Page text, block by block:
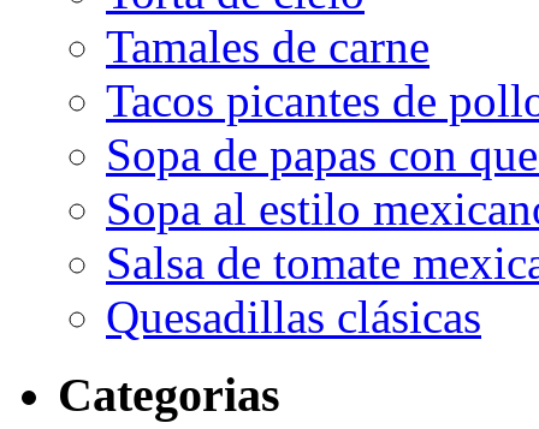
Tamales de carne
Tacos picantes de
Sopa de papas con
Sopa al estilo
Salsa de tomate
Quesadillas clásicas
Categorias